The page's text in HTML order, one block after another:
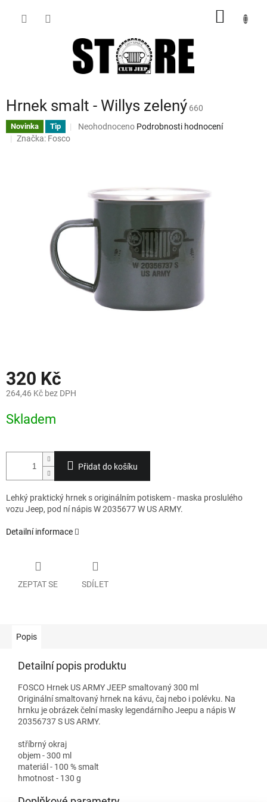
Hrnek smalt - Willys zelený 660
Novinka Tip
Průměrné
hvězdiček.
Neohodnoceno Podrobnosti hodnocení
Značka: Fosco
320 Kč
264,46 Kč bez DPH
cena:
Skladem
Přidat do košíku
Lehký praktický hrnek s originálním potiskem - maska proslulého
vozu Jeep, pod ní nápis W 2035677 W US ARMY.
Detailní informace
ZEPTAT SE SDÍLET
Popis
Detailní popis produktu
FOSCO Hrnek US ARMY JEEP smaltovaný 300 ml
Originální smaltovaný hrnek na kávu, čaj nebo i polévku. Na
hrnku je obrázek čelní masky legendárního Jeepu a nápis W
20356737 S US ARMY.
stříbrný okraj
objem - 300 ml
materiál - 100 % smalt
hmotnost - 130 g